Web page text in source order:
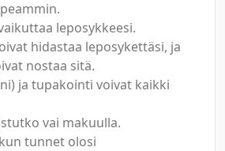
leposykkeesi.
hidastaa leposykettäsi, ja
nostaa sitä.
ja tupakointi voivat kaikki
vai makuulla.
tunnet olosi